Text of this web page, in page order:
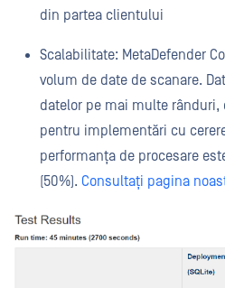
din partea clientului
Scalabilitate: MetaDefender
volum de date de scanare.
datelor pe mai multe
pentru implementări cu
performanța de procesare
(50%). Consultați pagina